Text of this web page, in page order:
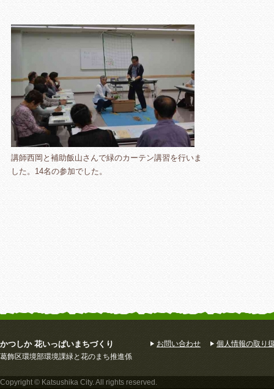
講師西岡と補助飯山さんで緑のカーテン講習を行いま
した。14名の参加でした。
かつしか 花いっぱいまちづくり
葛飾区環境部環境課緑と花のまち推進係
お問い合わせ 個人情報の取り
Copyright © Katsushika City. All rights reserved.